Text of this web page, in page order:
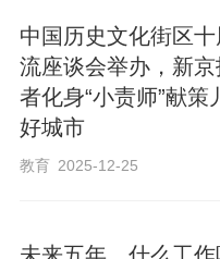
中国历史文化街区
流座谈会举办，新
者化身“小责师”献策
好城市
教育 2025-12-25